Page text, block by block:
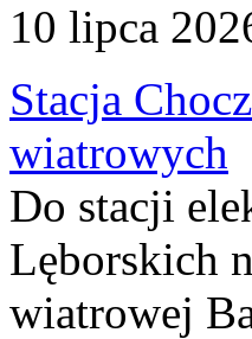
10 lipca
Stacja
wiatrowych
Do stacji
Lęborskich
wiatrowej